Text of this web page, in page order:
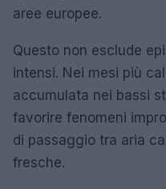
aree europee.
Questo non esclude
intensi. Nei mesi più
accumulata nei bassi
favorire fenomeni
di passaggio tra aria
fresche.